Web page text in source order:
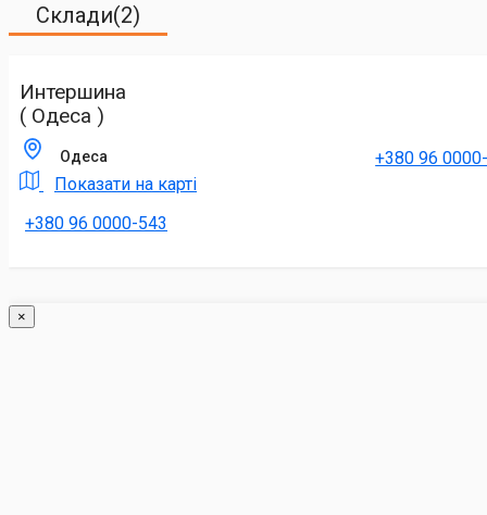
Склади(2)
Интершина
( Одеса )
Одеса
Показати на карті
+380 96 0000-543
+380 96
×